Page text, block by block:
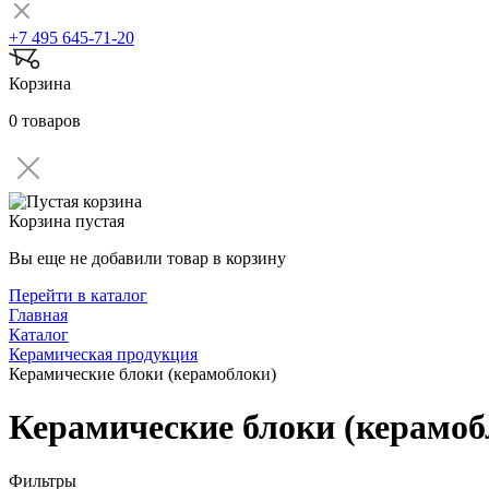
+7 495 645-71-20
Корзина
0 товаров
Корзина пустая
Вы еще не добавили товар в корзину
Перейти в каталог
Главная
Каталог
Керамическая продукция
Керамические блоки (керамоблоки)
Керамические блоки
Фильтры